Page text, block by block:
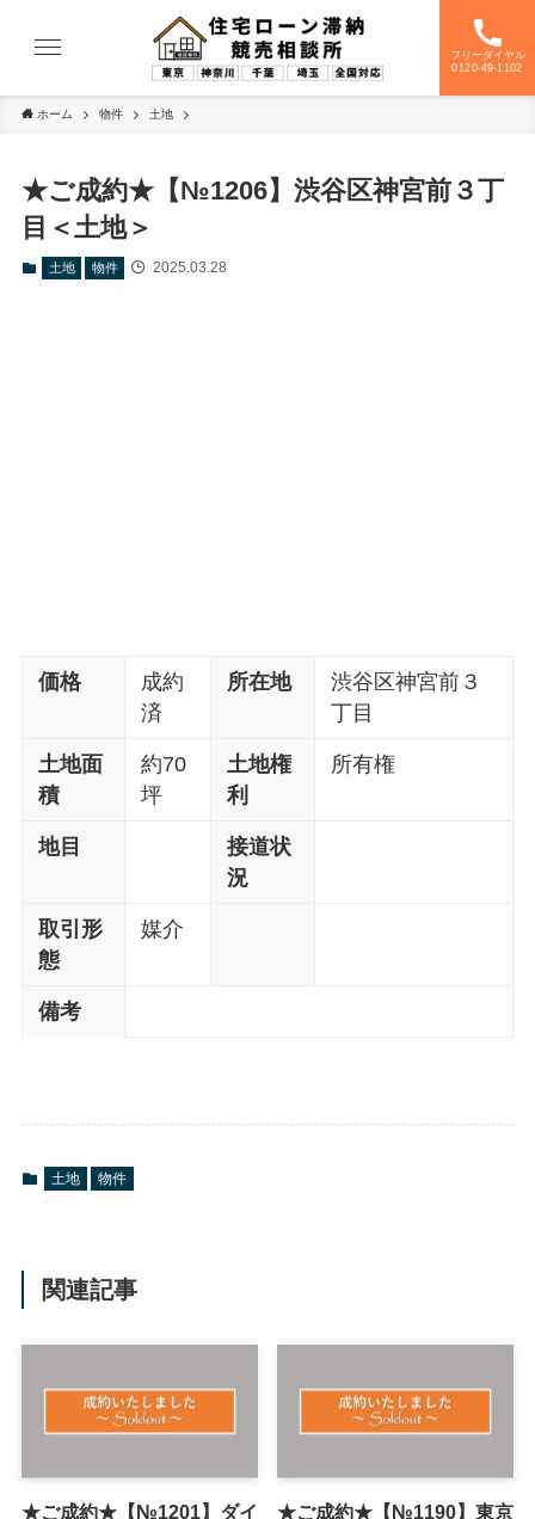
フリーダイヤル
0120-49-1102
ホーム 物件 土地
★ご成約★【№1206】渋谷区神宮前３丁
目＜土地＞
土地 物件 2025.03.28
価格
成約
済
所在地
渋谷区神宮前３
丁目
土地面
積
約70
坪
土地権
利
所有権
地目
接道状
況
取引形
態
媒介
備考
土地 物件
関連記事
★ご成約★【№1201】ダイ
★ご成約★【№1190】東京